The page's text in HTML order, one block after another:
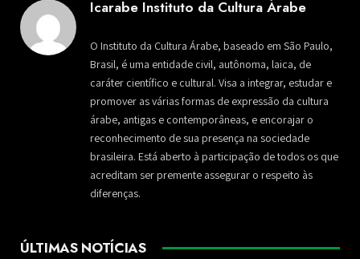
Icarabe Instituto da Cultura Árabe
O Instituto da Cultura Árabe, baseado em São Paulo,
Brasil, é uma entidade civil, autônoma, laica, de
caráter científico e cultural. Visa a integrar, estudar e
promover as várias formas de expressão da cultura
árabe, antigas e contemporâneas, e encorajar o
reconhecimento de sua presença na sociedade
brasileira. Está aberto à participação de todos os que
acreditam ser premente assegurar o respeito às
diferenças.
ÚLTIMAS NOTÍCIAS